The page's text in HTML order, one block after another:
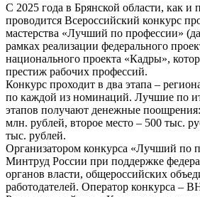
С 2025 года в Брянской области, как и
проводится Всероссийский конкурс
мастерства «Лучший по профессии»
рамках реализации федерального
национального проекта «Кадры»,
престиж рабочих профессий.
Конкурс проходит в два этапа –
по каждой из номинаций. Лучшие по
этапов получают денежные поощрения:
млн. рублей, второе место – 500 тыс.
тыс. рублей.
Организатором конкурса «Лучший по
Минтруд России при поддержке
органов власти, общероссийских
работодателей. Оператор конкурса –